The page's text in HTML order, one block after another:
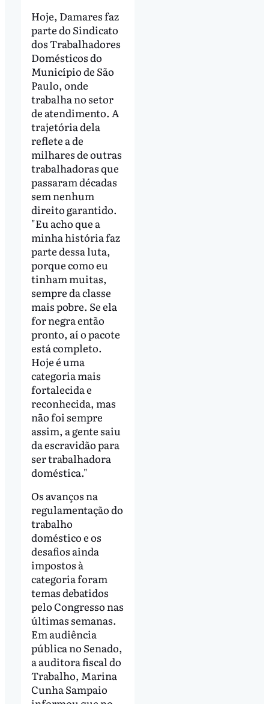
Hoje, Damares faz
parte do Sindicato
dos Trabalhadores
Domésticos do
Município de São
Paulo, onde
trabalha no setor
de atendimento. A
trajetória dela
reflete a de
milhares de outras
trabalhadoras que
passaram décadas
sem nenhum
direito garantido.
"Eu acho que a
minha história faz
parte dessa luta,
porque como eu
tinham muitas,
sempre da classe
mais pobre. Se ela
for negra então
pronto, aí o pacote
está completo.
Hoje é uma
categoria mais
fortalecida e
reconhecida, mas
não foi sempre
assim, a gente saiu
da escravidão para
ser trabalhadora
doméstica."
Os avanços na
regulamentação do
trabalho
doméstico e os
desafios ainda
impostos à
categoria foram
temas debatidos
pelo Congresso nas
últimas semanas.
Em audiência
pública no Senado,
a auditora fiscal do
Trabalho, Marina
Cunha Sampaio